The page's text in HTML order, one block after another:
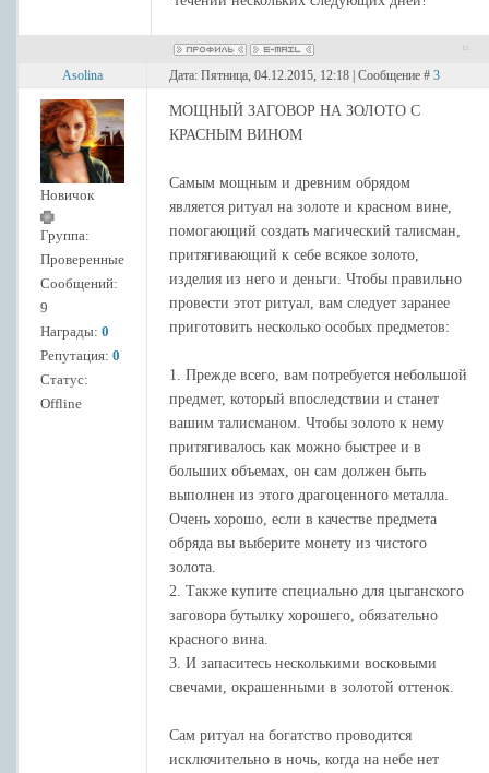
Asolina Дата: Пятница, 04.12.2015, 12:18 | Сообщение # 3
Новичок
Группа:
Проверенные
Сообщений:
9
Награды: 0
Репутация: 0
Статус:
Offline
МОЩНЫЙ ЗАГОВОР НА ЗОЛОТО С
КРАСНЫМ ВИНОМ
Самым мощным и древним обрядом
является ритуал на золоте и красном вине,
помогающий создать магический талисман,
притягивающий к себе всякое золото,
изделия из него и деньги. Чтобы правильно
провести этот ритуал, вам следует заранее
приготовить несколько особых предметов:
1. Прежде всего, вам потребуется небольшой
предмет, который впоследствии и станет
вашим талисманом. Чтобы золото к нему
притягивалось как можно быстрее и в
больших объемах, он сам должен быть
выполнен из этого драгоценного металла.
Очень хорошо, если в качестве предмета
обряда вы выберите монету из чистого
золота.
2. Также купите специально для цыганского
заговора бутылку хорошего, обязательно
красного вина.
3. И запаситесь несколькими восковыми
свечами, окрашенными в золотой оттенок.
Сам ритуал на богатство проводится
исключительно в ночь, когда на небе нет